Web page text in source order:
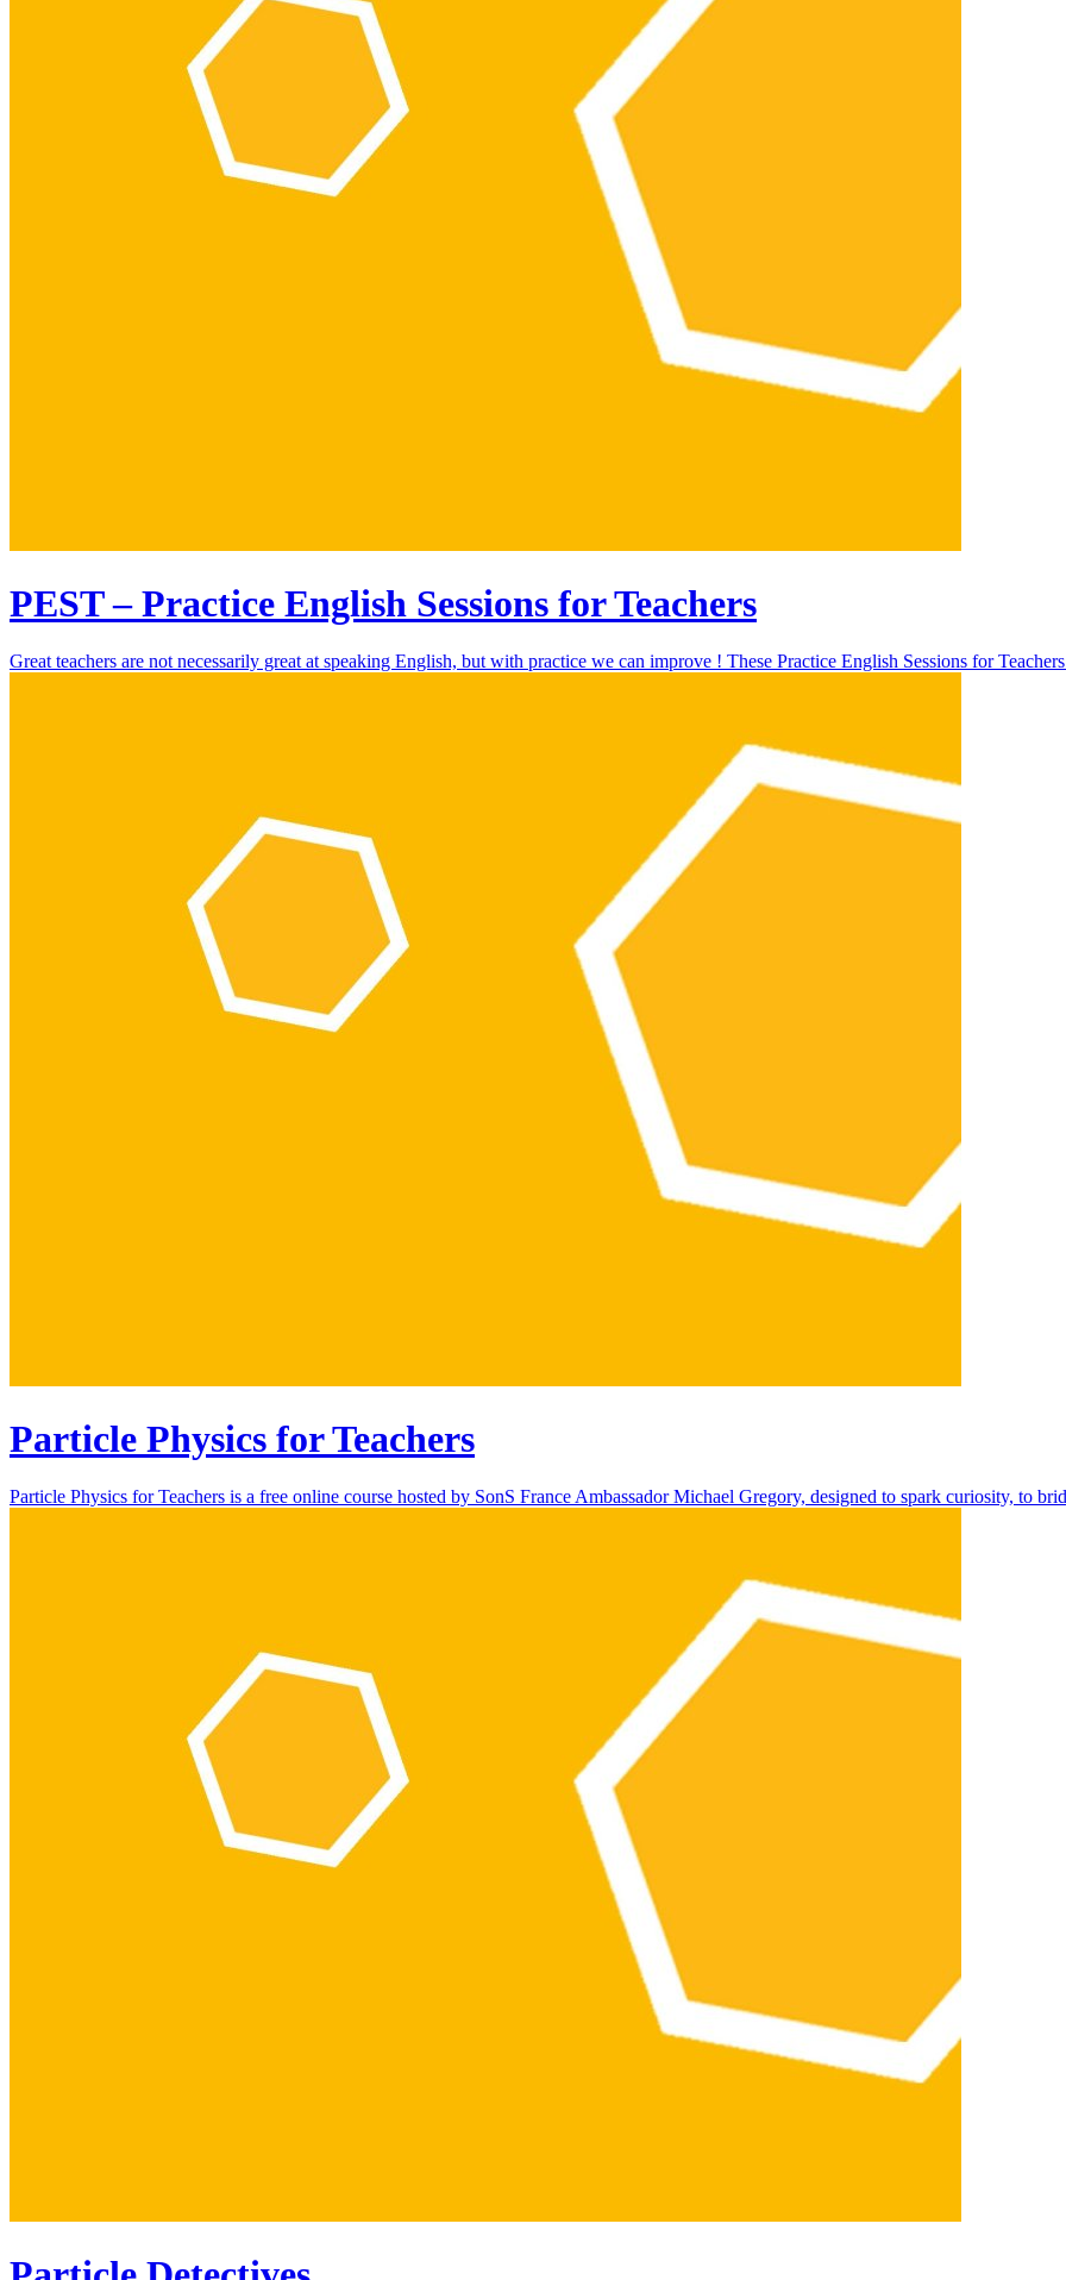
PEST – Practice English Sessions for Teachers
Great teachers are not necessarily great at speaking English, but with practice we can improve ! These Practice English Sessions for
Particle Physics for Teachers
Particle Physics for Teachers is a free online course hosted by SonS France Ambassador Michael Gregory, designed to spark curiosity, to